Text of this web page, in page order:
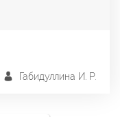
Габидуллина И. Р.